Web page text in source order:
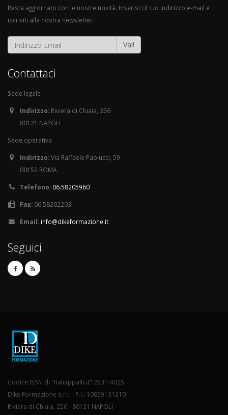
Resta aggiornato con le nostre novità. Inserisci il tuo indirizzo e-mail e
iscriviti alla nostra newsletter.
Vai!
Contattaci
Sede legale
Indirizzo: Riviera di Chiaia, 256
80121 NAPOLI
Sede operativa
Indirizzo:Via Raffaele Paolucci, 59
00152 ROMA
Telefono: 06.58205960
Fax: 06.58202203
Email: info@dikeformazione.it
Seguici
Codice ISSN di "Italiappalti.it":2531-4025
Dike Formazione s.r.l. - P.I.: 10859131210
Riviera di Chiaia, 256 - 80121 NAPOLI